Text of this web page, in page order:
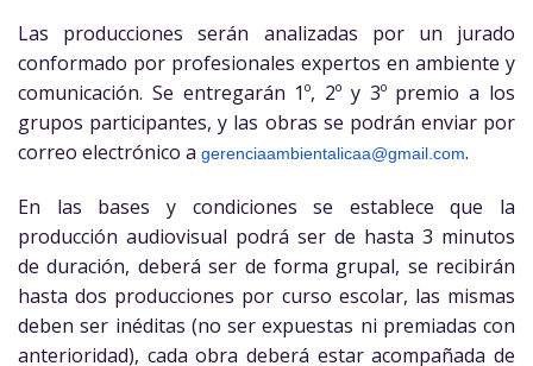
Las producciones serán analizadas por un jurado
conformado por profesionales expertos en ambiente y
comunicación. Se entregarán 1º, 2º y 3º premio a los
grupos participantes, y las obras se podrán enviar por
correo electrónico a gerenciaambientalicaa@gmail. com.
En las bases y condiciones se establece que la
producción audiovisual podrá ser de hasta 3 minutos
de duración, deberá ser de forma grupal, se recibirán
hasta dos producciones por curso escolar, las mismas
deben ser inéditas (no ser expuestas ni premiadas con
anterioridad), cada obra deberá estar acompañada de